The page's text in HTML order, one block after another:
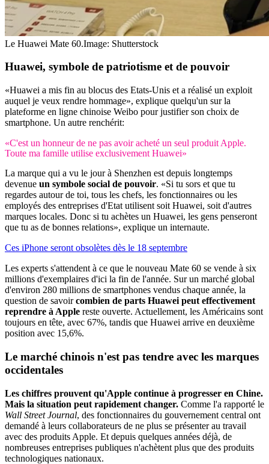
Le Huawei Mate 60.Image: Shutterstock
Huawei, symbole de patriotisme et de pouvoir
«Huawei a mis fin au blocus des Etats-Unis et a réalisé un exploit
auquel je veux rendre hommage», explique quelqu'un sur la
plateforme en ligne chinoise Weibo pour justifier son choix de
smartphone. Un autre renchérit:
«C'est un honneur de ne pas avoir acheté un seul produit Apple.
Toute ma famille utilise exclusivement Huawei»
La marque qui a vu le jour à Shenzhen est depuis longtemps
devenue un symbole social de pouvoir. «Si tu sors et que tu
regardes autour de toi, tous les chefs, les fonctionnaires ou les
employés des entreprises d'Etat utilisent soit Huawei, soit d'autres
marques locales. Donc si tu achètes un Huawei, les gens penseront
que tu as de bonnes relations», explique un internaute.
Ces iPhone seront obsolètes dès le 18 septembre
Les experts s'attendent à ce que le nouveau Mate 60 se vende à six
millions d'exemplaires d'ici la fin de l'année. Sur un marché global
d'environ 280 millions de smartphones vendus chaque année, la
question de savoircombien de parts Huawei peut effectivement
reprendre à Apple reste ouverte. Actuellement, les Américains sont
toujours en tête, avec 67%, tandis que Huawei arrive en deuxième
position avec 15,6%.
Le marché chinois n'est pas tendre avec les marques
occidentales
Les chiffres prouvent qu'Apple continue à progresser en Chine.
Mais la situation peut rapidement changer. Comme l'a rapporté le
Wall Street Journal, des fonctionnaires du gouvernement central ont
demandé à leurs collaborateurs de ne plus se présenter au travail
avec des produits Apple. Et depuis quelques années déjà, de
nombreuses entreprises publiques n'achètent plus que des produits
technologiques nationaux.